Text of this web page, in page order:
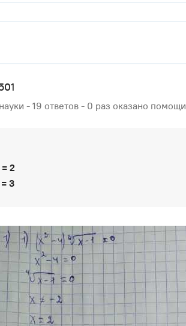
- 19 ответов - 0 раз оказано помощи
2
3